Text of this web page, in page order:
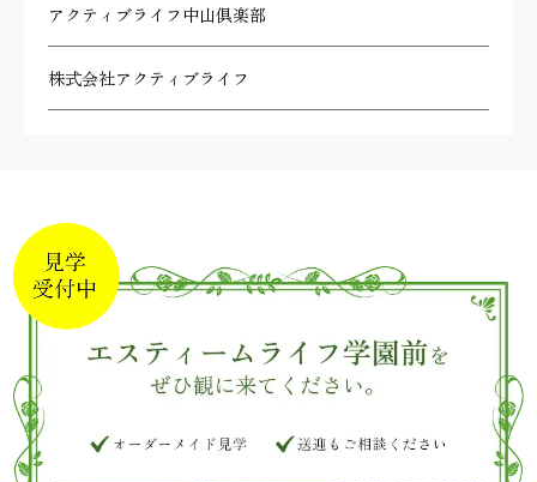
アクティブライフ中山倶楽部
株式会社アクティブライフ